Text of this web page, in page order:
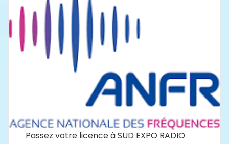
Passez votre licence à SUD EXPO RADIO